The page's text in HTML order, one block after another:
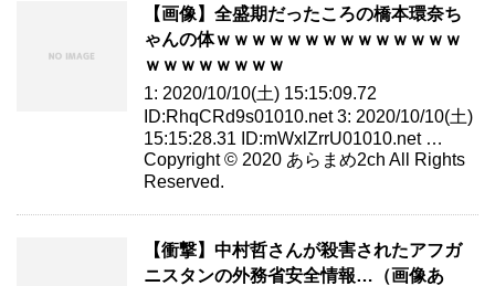
【画像】全盛期だったころの橋本環奈ち
ゃんの体ｗｗｗｗｗｗｗｗｗｗｗｗｗｗ
ｗｗｗｗｗｗｗｗ
1: 2020/10/10(土) 15:15:09.72
ID:RhqCRd9s01010.net 3: 2020/10/10(土)
15:15:28.31 ID:mWxlZrrU01010.net …
Copyright © 2020 あらまめ2ch All Rights
Reserved.
【衝撃】中村哲さんが殺害されたアフガ
ニスタンの外務省安全情報…（画像あ